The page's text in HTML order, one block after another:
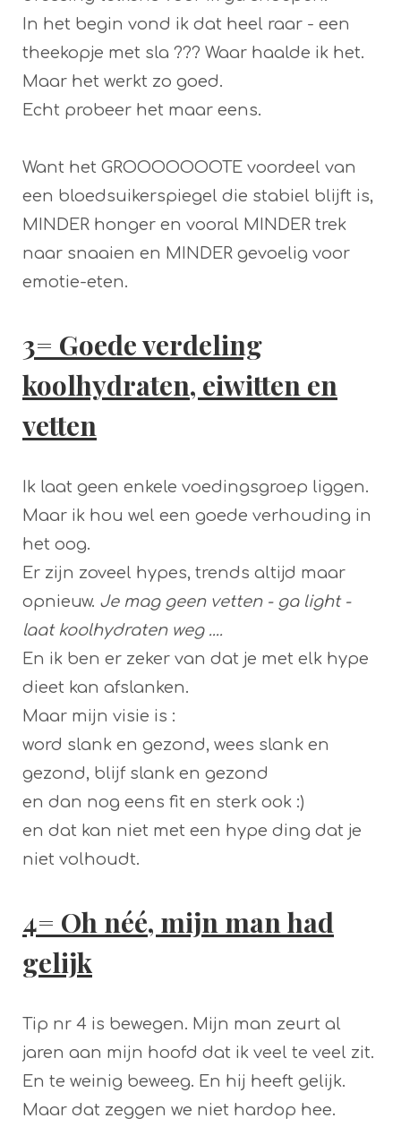
In het begin vond ik dat heel raar - een
theekopje met sla ??? Waar haalde ik het.
Maar het werkt zo goed.
Echt probeer het maar eens.
Want het GROOOOOOOTE voordeel van
een bloedsuikerspiegel die stabiel blijft is,
MINDER honger en vooral MINDER trek
naar snaaien en MINDER gevoelig voor
emotie-eten.
3= Goede verdeling
koolhydraten, eiwitten en
vetten
Ik laat geen enkele voedingsgroep liggen.
Maar ik hou wel een goede verhouding in
het oog.
Er zijn zoveel hypes, trends altijd maar
opnieuw. Je mag geen vetten - ga light -
laat koolhydraten weg ....
En ik ben er zeker van dat je met elk hype
dieet kan afslanken.
Maar mijn visie is :
word slank en gezond, wees slank en
gezond, blijf slank en gezond
en dan nog eens fit en sterk ook :)
en dat kan niet met een hype ding dat je
niet volhoudt.
4= Oh néé, mijn man had
gelijk
Tip nr 4 is bewegen. Mijn man zeurt al
jaren aan mijn hoofd dat ik veel te veel zit.
En te weinig beweeg. En hij heeft gelijk.
Maar dat zeggen we niet hardop hee.